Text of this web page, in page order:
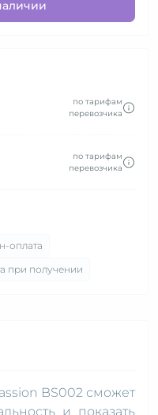
по тарифам
перевозчика
по тарифам
перевозчика
оплата
при получении
BS002 сможет
и показать